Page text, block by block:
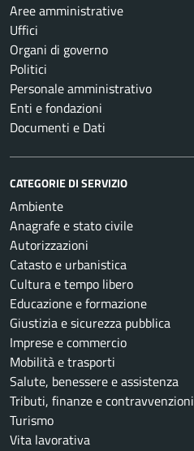
Aree amministrative
Uffici
Organi di governo
Politici
Personale amministrativo
Enti e fondazioni
Documenti e Dati
CATEGORIE DI SERVIZIO
Ambiente
Anagrafe e stato civile
Autorizzazioni
Catasto e urbanistica
Cultura e tempo libero
Educazione e formazione
Giustizia e sicurezza pubblica
Imprese e commercio
Mobilità e trasporti
Salute, benessere e assistenza
Tributi, finanze e contravvenzioni
Turismo
Vita lavorativa